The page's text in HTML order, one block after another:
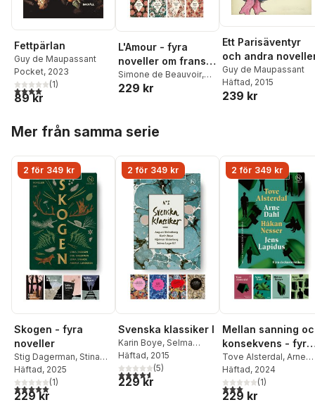
Fettpärlan
Guy de Maupassant
Pocket, 2023
4,0utav 5 stjärnor. Totalt antal röster:
(1)
89 kr
L'Amour - fyra
noveller om fransk
kärlek
Simone de Beauvoir,
Guy de Maupassant
229 kr
Ett Parisäventyr
och andra
Guy de Maupassant
Häftad, 2015
239 kr
Mer från samma serie
2 för 349 kr
Skogen - fyra
noveller
Stig Dagerman, Stina
Jackson,Sofia Jannok
Andrea Lundgren
Häftad, 2025
5,0utav 5 stjärnor. Totalt antal röster:
(1)
229 kr
2 för 349 kr
Svenska klassiker I
Karin Boye, Selma
Lagerlöf,August
Strindberg,
Söderberg
Häftad, 2015
4,6utav 5 stjärnor. Totalt antal röster:
(5)
229 kr
2 för 349 kr
Mellan sanning
konsekvens - fyra
deckarnoveller
Tove Alsterdal, Arne
Dahl,Jens Lapidus
Håkan Nesser
Häftad, 2024
3,0utav 5 stjärnor.
(1)
229 kr